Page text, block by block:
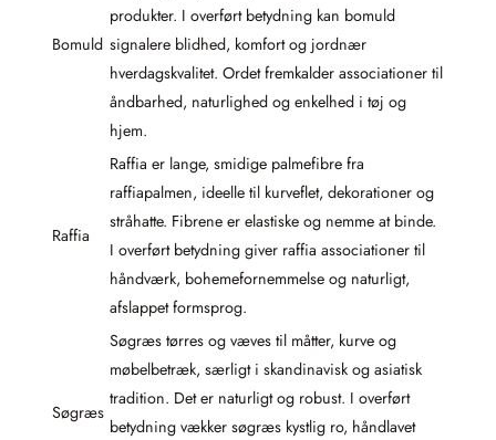
Bomuld
produkter. I overført betydning kan bomuld
signalere blidhed, komfort og jordnær
hverdagskvalitet. Ordet fremkalder associationer til
åndbarhed, naturlighed og enkelhed i tøj og
hjem.
Raffia
Raffia er lange, smidige palmefibre fra
raffiapalmen, ideelle til kurveflet, dekorationer og
stråhatte. Fibrene er elastiske og nemme at binde.
I overført betydning giver raffia associationer til
håndværk, bohemefornemmelse og naturligt,
afslappet formsprog.
Søgræs
Søgræs tørres og væves til måtter, kurve og
møbelbetræk, særligt i skandinavisk og asiatisk
tradition. Det er naturligt og robust. I overført
betydning vækker søgræs kystlig ro, håndlavet